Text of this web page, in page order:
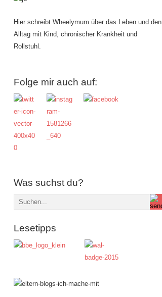
Hier schreibt Wheelymum über das Leben und den
Alltag mit Kind, chronischer Krankheit und
Rollstuhl.
Folge mir auch auf:
Was suchst du?
Lesetipps